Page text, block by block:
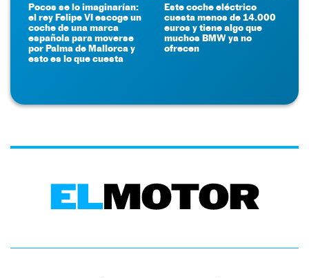
Pocos se lo imaginarían:
el rey Felipe VI escoge un
coche de una marca
española para moverse
por Palma de Mallorca y
esto es lo que cuesta
Este coche eléctrico
cuesta menos de 14.000
euros y tiene algo que
muchos BMW ya no
ofrecen